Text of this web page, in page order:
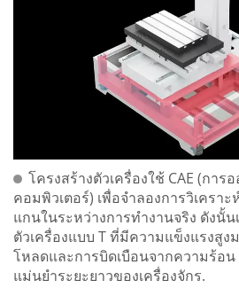
โครงสร้างตัวเครื่องใช้ CAE (กา
คอมพิวเตอร์) เพื่อจำลองการวิเครา
แกนในระหว่างการทำงานจริง ดังนั้น
ตัวเครื่องแบบ T ที่มีความแข็งแรงสู
โหลดและการบิดเบือนจากความร้อ
แม่นยำระยะยาวของเครื่องจักร.